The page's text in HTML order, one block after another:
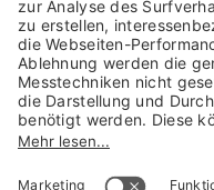
Trusted Shops Mitglied